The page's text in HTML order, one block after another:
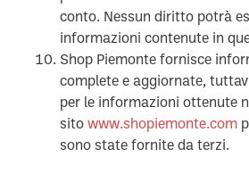
conto. Nessun diritto potrà
informazioni contenute in
Shop Piemonte fornisce
complete e aggiornate,
per le informazioni ottenute
sito www.shopiemonte.com
sono state fornite da terzi.